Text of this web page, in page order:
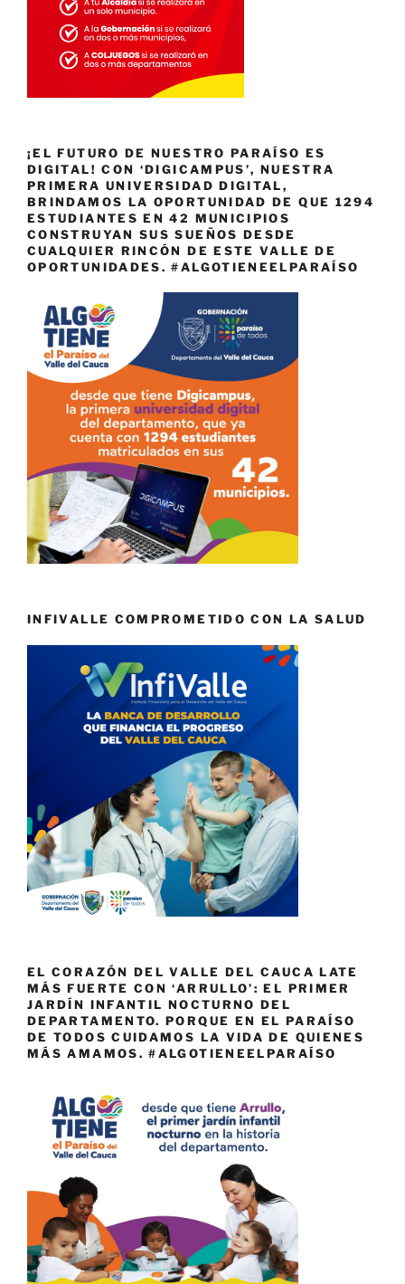
¡EL FUTURO DE NUESTRO PARAÍSO ES
DIGITAL! CON ‘DIGICAMPUS’, NUESTRA
PRIMERA UNIVERSIDAD DIGITAL,
BRINDAMOS LA OPORTUNIDAD DE QUE 1294
ESTUDIANTES EN 42 MUNICIPIOS
CONSTRUYAN SUS SUEÑOS DESDE
CUALQUIER RINCÓN DE ESTE VALLE DE
OPORTUNIDADES. #ALGOTIENEELPARAÍSO
INFIVALLE COMPROMETIDO CON LA SALUD
EL CORAZÓN DEL VALLE DEL CAUCA LATE
MÁS FUERTE CON ‘ARRULLO’: EL PRIMER
JARDÍN INFANTIL NOCTURNO DEL
DEPARTAMENTO. PORQUE EN EL PARAÍSO
DE TODOS CUIDAMOS LA VIDA DE QUIENES
MÁS AMAMOS. #ALGOTIENEELPARAÍSO